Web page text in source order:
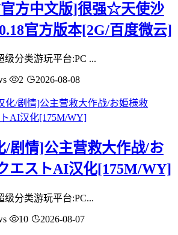
方中文版]很强☆天使沙
官方版本[2G/百度微云]
级分类游玩平台:PC ...
2 2026-08-08
/剧情]公主营救大作战/お
エストAI汉化[175M/WY]
级分类游玩平台:PC...
10 2026-08-07